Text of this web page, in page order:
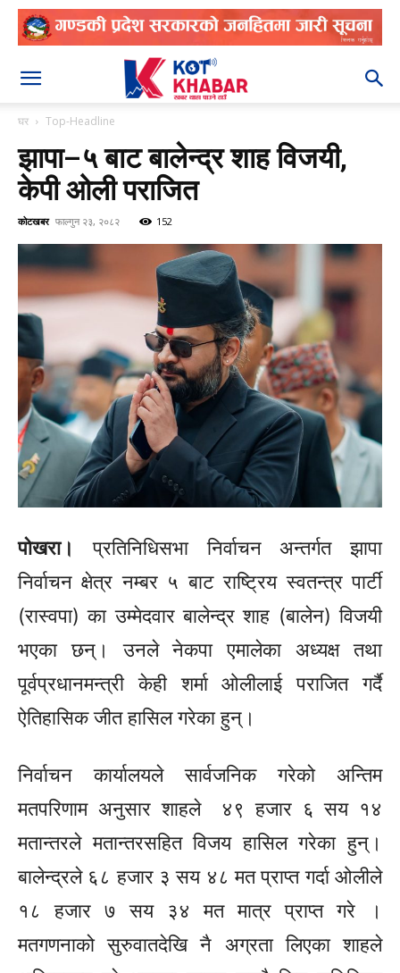
घर Top-Headline
झापा–५ बाट बालेन्द्र शाह विजयी,
केपी ओली पराजित
कोटखबर फाल्गुन २३, २०८२ 152
पोखरा।
प्रतिनिधिसभा निर्वाचन अन्तर्गत झापा
निर्वाचन क्षेत्र नम्बर ५ बाट राष्ट्रिय स्वतन्त्र पार्टी
(रास्वपा) का उम्मेदवार बालेन्द्र शाह (बालेन) विजयी
भएका छन्। उनले नेकपा एमालेका अध्यक्ष तथा
पूर्वप्रधानमन्त्री केही शर्मा ओलीलाई पराजित गर्दै
ऐतिहासिकजीतहासिल गरेका हुन्।
निर्वाचन कार्यालयले सार्वजनिक गरेको अन्तिम
मतपरिणाम अनुसार शाहले ४९ हजार ६ सय १४
मतान्तरलेमतान्तरसहितविजय हासिल गरेका हुन्।
बालेन्द्रले६८ हजार ३ सय ४८ मत प्राप्त गर्दा ओलीले
१८ हजार ७ सय ३४ मत मात्र प्राप्त गरे ।
मतगणनाको सुरुवातदेखि नै अग्रता लिएका शाहले